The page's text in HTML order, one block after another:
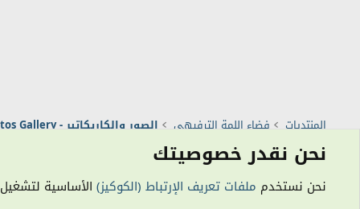
المنتديات فضاء اللمة الترفيهي
الصور والكاريكاتير - Photos Gallery
الكوكيز
نحن نقدر خصوصيتك
نحن نستخدم ملفات تعريف الإرتباط (الكوكيز) الأساسية لتشغيل